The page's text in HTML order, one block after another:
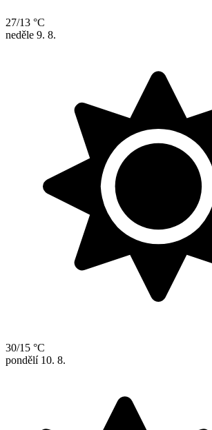
27/13 °C
neděle 9. 8.
30/15 °C
pondělí 10. 8.